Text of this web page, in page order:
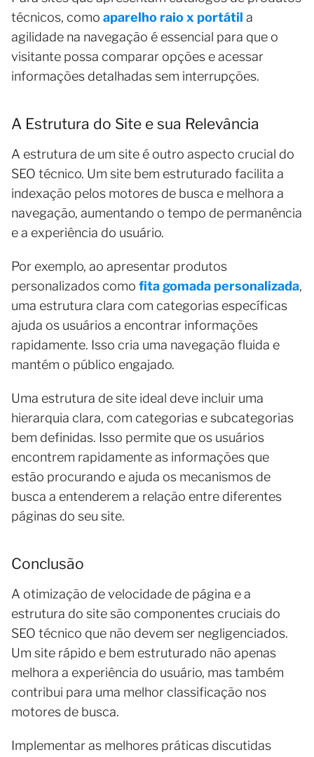
técnicos, como aparelho raio x portátil a
agilidade na navegação é essencial para que o
visitante possa comparar opções e acessar
informações detalhadas sem interrupções.
A Estrutura do Site e sua Relevância
A estrutura de um site é outro aspecto crucial do
SEO técnico. Um site bem estruturado facilita a
indexação pelos motores de busca e melhora a
navegação, aumentando o tempo de permanência
e a experiência do usuário.
Por exemplo, ao apresentar produtos
personalizados como fita gomada personalizada,
uma estrutura clara com categorias específicas
ajuda os usuários a encontrar informações
rapidamente. Isso cria uma navegação fluida e
mantém o público engajado.
Uma estrutura de site ideal deve incluir uma
hierarquia clara, com categorias e subcategorias
bem definidas. Isso permite que os usuários
encontrem rapidamente as informações que
estão procurando e ajuda os mecanismos de
busca a entenderem a relação entre diferentes
páginas do seu site.
Conclusão
A otimização de velocidade de página e a
estrutura do site são componentes cruciais do
SEO técnico que não devem ser negligenciados.
Um site rápido e bem estruturado não apenas
melhora a experiência do usuário, mas também
contribui para uma melhor classificação nos
motores de busca.
Implementar as melhores práticas discutidas